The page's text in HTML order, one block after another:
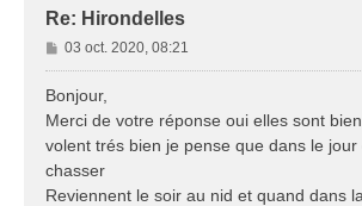
Re: Hirondelles
M
e
s
g
e
03 oct. 2020, 08:21
Bonjour,
Merci de votre réponse oui elles sont
volent trés bien je pense que dans le jour
chasser
Reviennent le soir au nid et quand dans